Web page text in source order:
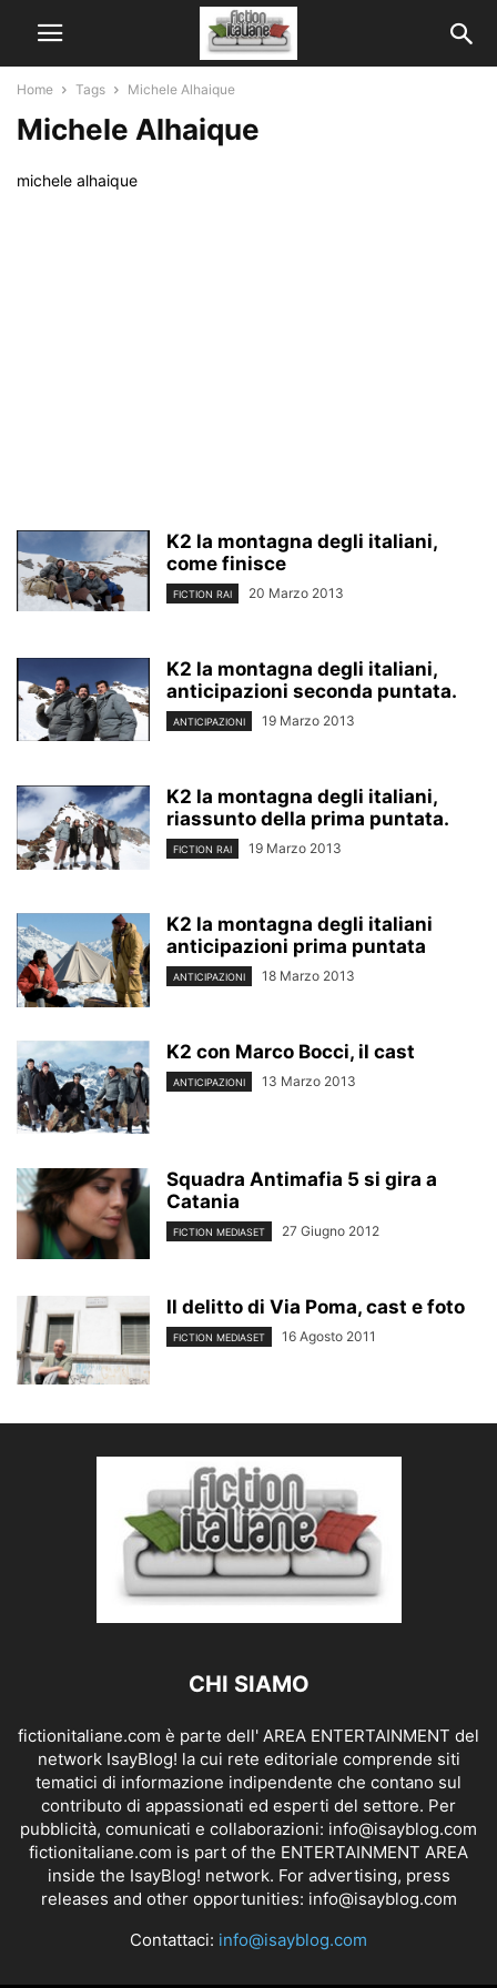
Home Tags Michele Alhaique
Michele Alhaique
michele alhaique
K2 la montagna degli italiani,
come finisce
FICTION RAI 20 Marzo 2013
K2 la montagna degli italiani,
anticipazioni seconda puntata.
ANTICIPAZIONI 19 Marzo 2013
K2 la montagna degli italiani,
riassunto della prima puntata.
FICTION RAI 19 Marzo 2013
K2 la montagna degli italiani
anticipazioni prima puntata
ANTICIPAZIONI 18 Marzo 2013
K2 con Marco Bocci, il cast
ANTICIPAZIONI 13 Marzo 2013
Squadra Antimafia 5 si gira a
Catania
FICTION MEDIASET 27 Giugno 2012
Il delitto di Via Poma, cast e foto
FICTION MEDIASET 16 Agosto 2011
CHI SIAMO
fictionitaliane.com è parte dell' AREA ENTERTAINMENT del
network IsayBlog! la cui rete editoriale comprende siti
tematici di informazione indipendente che contano sul
contributo di appassionati ed esperti del settore. Per
pubblicità, comunicati e collaborazioni: info@isayblog.com
fictionitaliane.com is part of the ENTERTAINMENT AREA
inside the IsayBlog! network. For advertising, press
releases and other opportunities: info@isayblog.com
Contattaci: info@isayblog.com